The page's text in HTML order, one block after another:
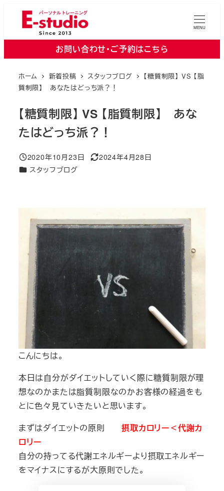
ン
MENU
お問い合わせ・ご予約はこちら
ホーム 新着投稿 スタッフブログ
【糖質制限】 VS 【脂
質制限】 あなたはどっち派？！
【糖質制限】 VS 【脂質制限】 あな
たはどっち派？！
投稿日
2020年10月23日
更新日
2024年4月28日
カテゴリー
スタッフブログ
こんにちは。
本日は自分がダイエットしていく際に糖質制限が理
想なのかまたは脂質制限なのかお客様の経過をも
とに色々見ていきたいと思います。
まずはダイエットの原則摂取カロリー＜代謝カ
ロリー
自分の持ってる代謝エネルギーより摂取エネルギー
をマイナスにするが大原則でした。